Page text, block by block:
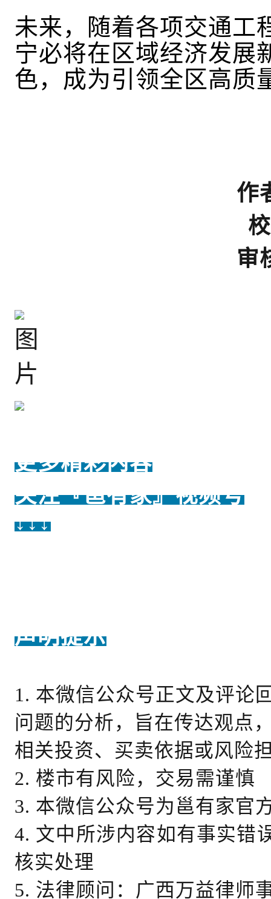
未来，随着各项交通工
宁必将在区域经济发展
色，成为引领全区高质
作
审
更多精彩内容
关注『邕有家』视频号
↓↓↓
声明提示
1. 本微信公众号正文及评论
问题的分析，旨在传达观点
相关投资、买卖依据或风险
2. 楼市有风险，交易需谨慎
3. 本微信公众号为邕有家官
4. 文中所涉内容如有事实错
核实处理
5. 法律顾问：广西万益律师